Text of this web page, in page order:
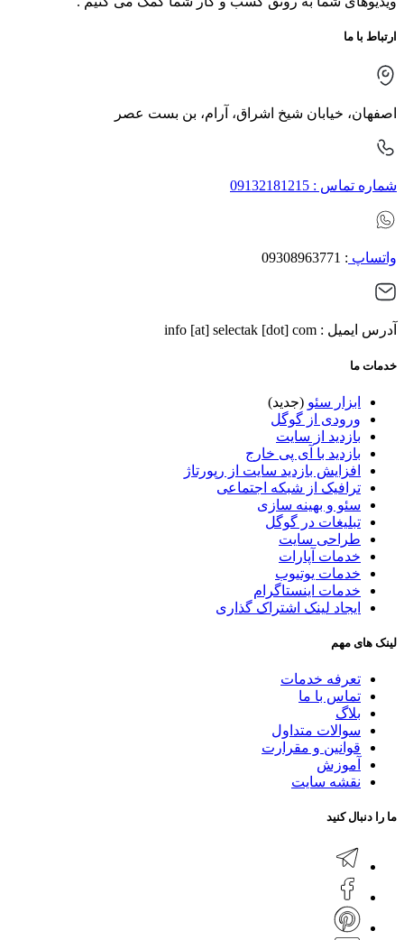
ارتباط با ما
اصفهان، خیابان شیخ اشراق، آرام، بن بست عصر
شماره تماس : 09132181215
واتساپ : 09308963771
آدرس ایمیل : info [at] selectak [dot] com
خدمات ما
ابزار سئو (جدید)
ورودی از گوگل
بازدید از سایت
بازدید با آی پی خارج
افزایش بازدید سایت از رپورتاژ
ترافیک از شبکه اجتماعی
سئو و بهینه سازی
تبلیغات در گوگل
طراحی سایت
خدمات آپارات
خدمات یوتیوب
خدمات اینستاگرام
ایجاد لینک اشتراک گذاری
لینک های مهم
تعرفه خدمات
تماس با ما
بلاگ
سوالات متداول
قوانین و مقرارت
آموزش
نقشه سایت
ما را دنبال کنید